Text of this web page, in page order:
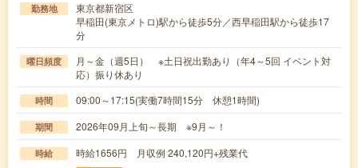
勤務地
東京都新宿区
早稲田(東京メトロ)駅から徒歩5分／西早稲田駅から徒歩17
分
曜日頻度
月～金（週5日） ※土日祝出勤あり（年4～5回 イベント対
応）振り休あり
時間 09:00～17:15(実働7時間15分 休憩1時間)
期間 2026年09月上旬～長期 ※9月～！
時給 時給1656円 月収例 240,120円+残業代